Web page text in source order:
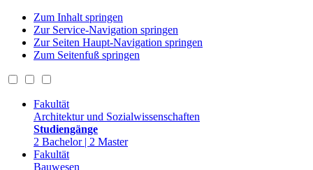
Zum Inhalt springen
Zur Service-Navigation springen
Zur Seiten Haupt-Navigation springen
Zum Seitenfuß springen
Fakultät
Architektur und Sozialwissenschaften
Studiengänge
2 Bachelor | 2 Master
Fakultät
Bauwesen